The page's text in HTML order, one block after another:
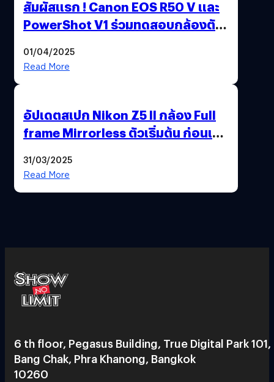
สัมผัสแรก ! Canon EOS R50 V และ
PowerShot V1 ร่วมทดสอบกล้องตัว
01/04/2025
Read More
อัปเดตสเปก Nikon Z5 II กล้อง Full
frame Mirrorless ตัวเริ่มต้น ก่อนเปิด
31/03/2025
Read More
6 th floor, Pegasus Building, True Digital Park 101,
Bang Chak, Phra Khanong, Bangkok
10260